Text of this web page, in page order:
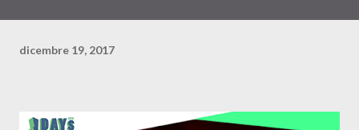
dicembre 19, 2017